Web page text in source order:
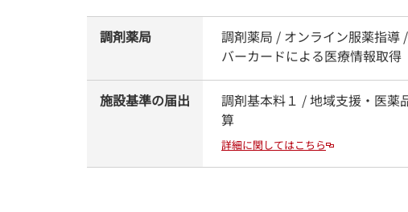
調剤薬局
調剤薬局 / オンライン服薬指導
バーカードによる医療情報取得
施設基準の届出
調剤基本料１ / 地域支援・医薬
算
詳細に関してはこちら